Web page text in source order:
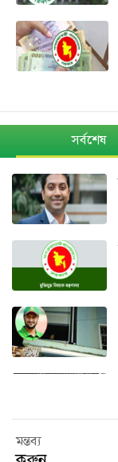
সর্বশেষ
মন্তব্য